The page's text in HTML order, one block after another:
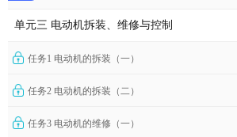
单元三 电动机拆装、维修与控制
任务1 电动机的拆装（一）
任务2 电动机的拆装（二）
任务3 电动机的维修（一）